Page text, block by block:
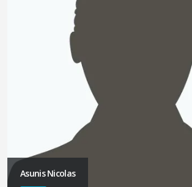
Asunis Nicolas